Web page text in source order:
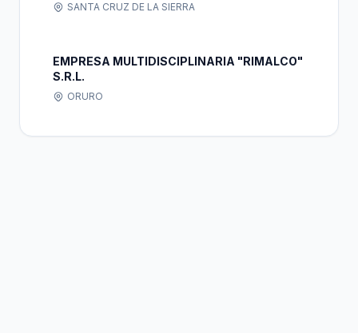
SANTA CRUZ DE LA SIERRA
EMPRESA MULTIDISCIPLINARIA "RIMALCO"
S.R.L.
ORURO